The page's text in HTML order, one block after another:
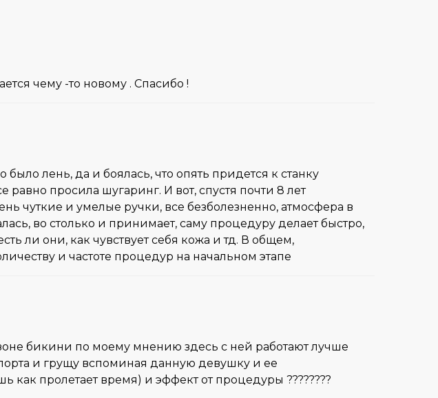
чему -то новому . Спасибо !
лень, да и боялась, что опять придется к станку
просила шугаринг. И вот, спустя почти 8 лет
чуткие и умелые ручки, все безболезненно, атмосфера в
во столько и принимает, саму процедуру делает быстро,
ли они, как чувствует себя кожа и тд. В общем,
и частоте процедур на начальном этапе
бикини по моему мнению здесь с ней работают лучше
и грущу вспоминая данную девушку и ее
как пролетает время) и эффект от процедуры ????????